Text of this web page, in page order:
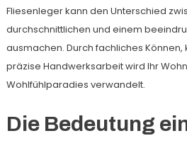
Fliesenleger kann den Unterschied
durchschnittlichen und einem
ausmachen. Durch fachliches Können,
präzise Handwerksarbeit wird Ihr
Wohlfühlparadies verwandelt.
Die Bedeutung